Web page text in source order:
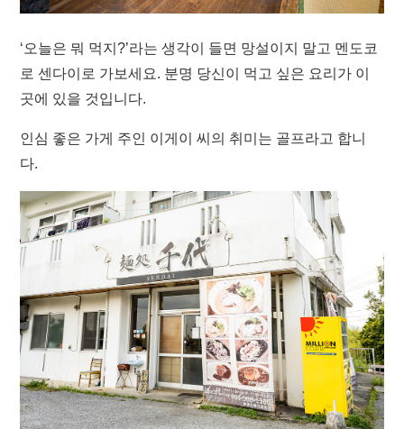
‘오늘은 뭐 먹지?’라는 생각이 들면 망설이지 말고 멘도코
로 센다이로 가보세요. 분명 당신이 먹고 싶은 요리가 이
곳에 있을 것입니다.
인심 좋은 가게 주인 이게이 씨의 취미는 골프라고 합니
다.